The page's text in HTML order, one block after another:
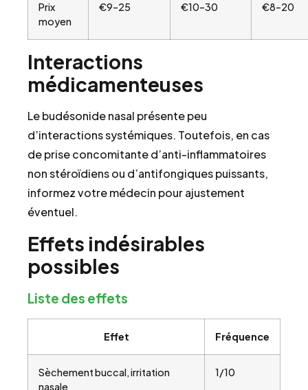
Prix
moyen
€9–25 €10–30 €8–20
Interactions
médicamenteuses
Le budésonide nasal présente peu
d’interactions systémiques. Toutefois, en cas
de prise concomitante d’anti-inflammatoires
non stéroïdiens ou d’antifongiques puissants,
informez votre médecin pour ajustement
éventuel.
Effets indésirables
possibles
Liste des effets
Effet Fréquence
Sèchement buccal, irritation
nasale
1/10